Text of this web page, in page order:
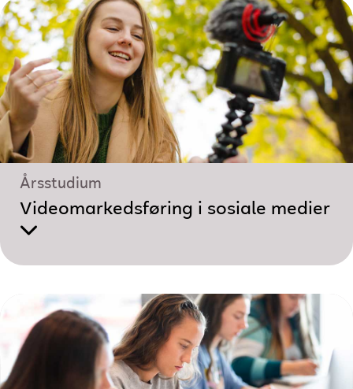
Årsstudium
Videomarkedsføring i sosiale medier